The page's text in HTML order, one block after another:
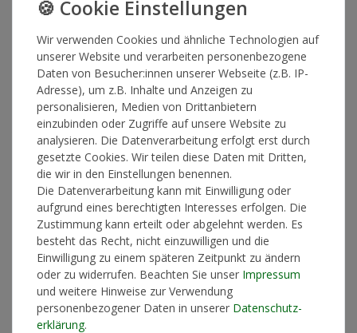
Passform und weißem Stay High Logo auf der Vorderseite.
Artikelnummer11537
24,90 €*
Lieferzeit 2-4 Werktage
In den Warenkorb
* inkl. ges. MwSt. zzgl.Versandkosten
Wir verwenden Cookies und ähnliche Technologien auf
unserer Website und verarbeiten personenbezogene
Daten von Besucher:innen unserer Webseite (z.B. IP-
Adresse), um z.B. Inhalte und Anzeigen zu
personalisieren, Medien von Drittanbietern
einzubinden oder Zugriffe auf unsere Website zu
analysieren. Die Datenverarbeitung erfolgt erst durch
gesetzte Cookies. Wir teilen diese Daten mit Dritten,
die wir in den Einstellungen benennen.
Die Datenverarbeitung kann mit Einwilligung oder
aufgrund eines berechtigten Interesses erfolgen. Die
Zustimmung kann erteilt oder abgelehnt werden. Es
besteht das Recht, nicht einzuwilligen und die
Einwilligung zu einem späteren Zeitpunkt zu ändern
oder zu widerrufen. Beachten Sie unser Impressum
und weitere Hinweise zur Verwendung
personenbezogener Daten in unserer Daten­schutz­
erklärung.